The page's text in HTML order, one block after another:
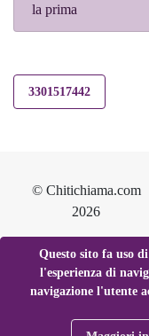
la prima
3301517442
© Chitichiama.com
2026
Questo sito fa uso
l'esperienza di
navigazione l'utente